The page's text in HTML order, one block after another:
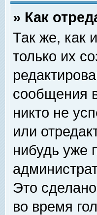
» Как
Так же, как
только их
сообщения
никто не
или
нибудь уже
Это
во время